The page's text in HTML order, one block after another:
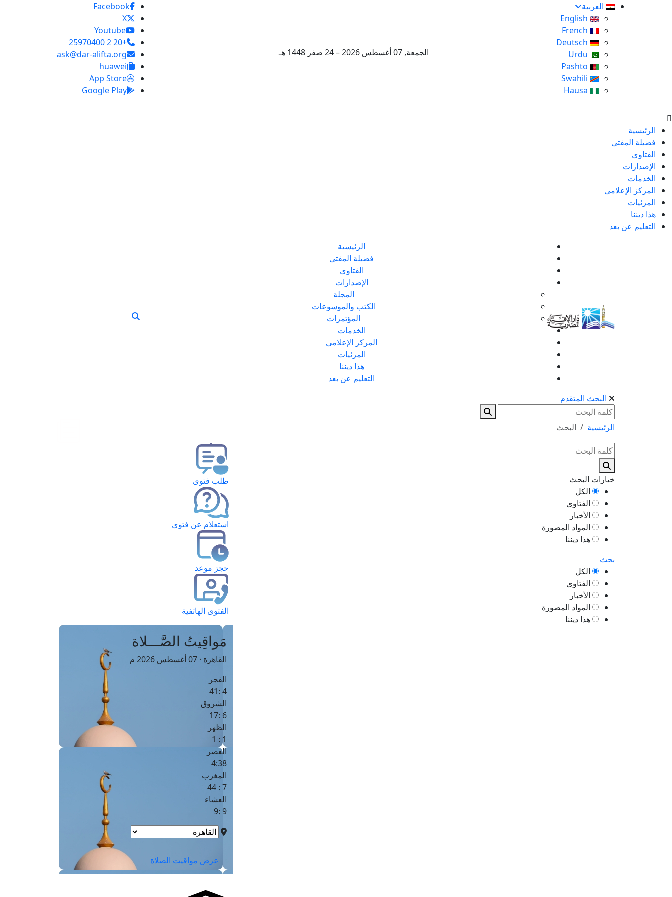
العربية
الجمعة, 07 أغسطس 2026 – 24 صفر 1448 هـ
Facebook
X
Youtube
+20 2 25970400
ask@dar-alifta.org
huawei
App Store
Google Play
الرئيسية
فضيلة المفتى
الفتاوى
الإصدارات
الخدمات
المركز الإعلامى
المرئيات
هذا ديننا
التعليم عن بعد
الرئيسية
فضيلة المفتى
الفتاوى
الإصدارات
المجلة
الكتب والموسوعات
المؤتمرات
الخدمات
المركز الإعلامى
المرئيات
هذا ديننا
التعليم عن بعد
البحث المتقدم
الرئيسية البحث
خيارات البحث
الكل
الفتاوى
الأخبار
المواد المصورة
هذا ديننا
بحث
الكل
الفتاوى
الأخبار
المواد المصورة
هذا ديننا
طلب فتوى
استعلام عن فتوى
حجز موعد
الفتوى الهاتفية
مَواقِيتُ الصَّـــلاة
القاهرة · 07 أغسطس 2026 م
الفجر
4 :41
الشروق
6 :17
الظهر
1 : 1
العصر
4:38
المغرب
7 : 44
العشاء
9 :9
عرض مواقيت الصلاة